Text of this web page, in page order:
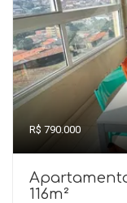
R$ 790.000
116m²